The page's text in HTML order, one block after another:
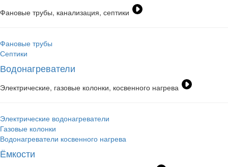
Фановые трубы, канализация, септики
Фановые трубы
Септики
Водонагреватели
Электрические, газовые колонки, косвенного нагрева
Электрические водонагреватели
Газовые колонки
Водонагреватели косвенного нагрева
Ёмкости